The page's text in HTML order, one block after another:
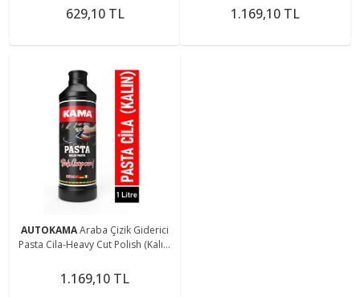
629,10 TL 1.169,10 TL
AUTOKAMAAraba Çizik Giderici
Pasta Cila-Heavy Cut Polish (Kalın)
1.169,10 TL